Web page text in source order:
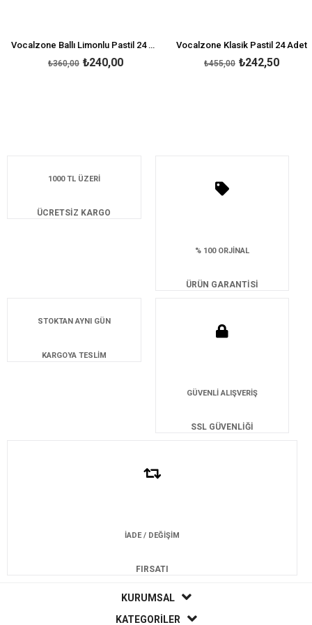
Vocalzone Ballı Limonlu Pastil 24 Adet
₺240,00
₺360,00
Vocalzone Klasik Pastil 24 Adet
₺242,50
₺455,00
1000 TL ÜZERİ
ÜCRETSİZ KARGO
% 100 ORJİNAL
ÜRÜN GARANTİSİ
STOKTAN AYNI GÜN
KARGOYA TESLİM
GÜVENLİ ALIŞVERİŞ
SSL GÜVENLİĞİ
İADE / DEĞİŞİM
FIRSATI
KURUMSAL
KATEGORİLER